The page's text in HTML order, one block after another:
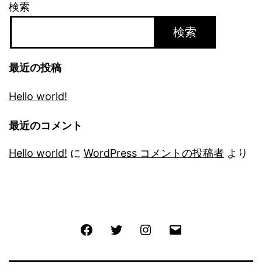
検索
検索
最近の投稿
Hello world!
最近のコメント
Hello world! に WordPress コメントの投稿者 より
FacebookTwitter Instagram